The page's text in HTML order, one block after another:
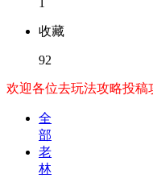
1
收藏
92
欢迎各位去玩法攻略投稿
全
部
老
林